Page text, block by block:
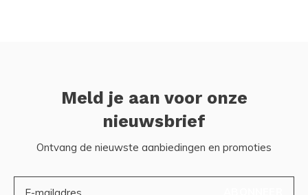
Meld je aan voor onze
nieuwsbrief
Ontvang de nieuwste aanbiedingen en promoties